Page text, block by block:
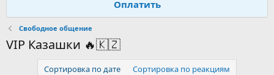
Оплатить
Свободное общение
VIP Казашки 🔥🇰🇿
Сортировка по дате Сортировка по реакциям